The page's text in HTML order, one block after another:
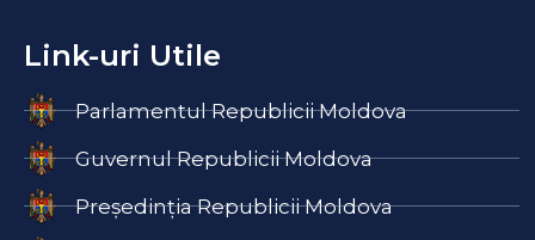
Link-uri Utile
Parlamentul Republicii Moldova
Guvernul Republicii Moldova
Președinția Republicii Moldova